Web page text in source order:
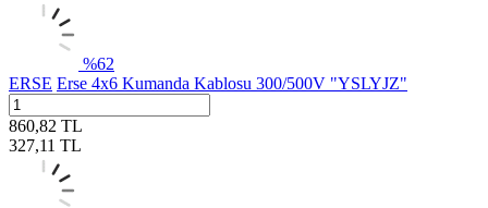
%62
ERSE Erse 4x6 Kumanda Kablosu 300/500V "YSLYJZ"
860,82 TL
327,11 TL